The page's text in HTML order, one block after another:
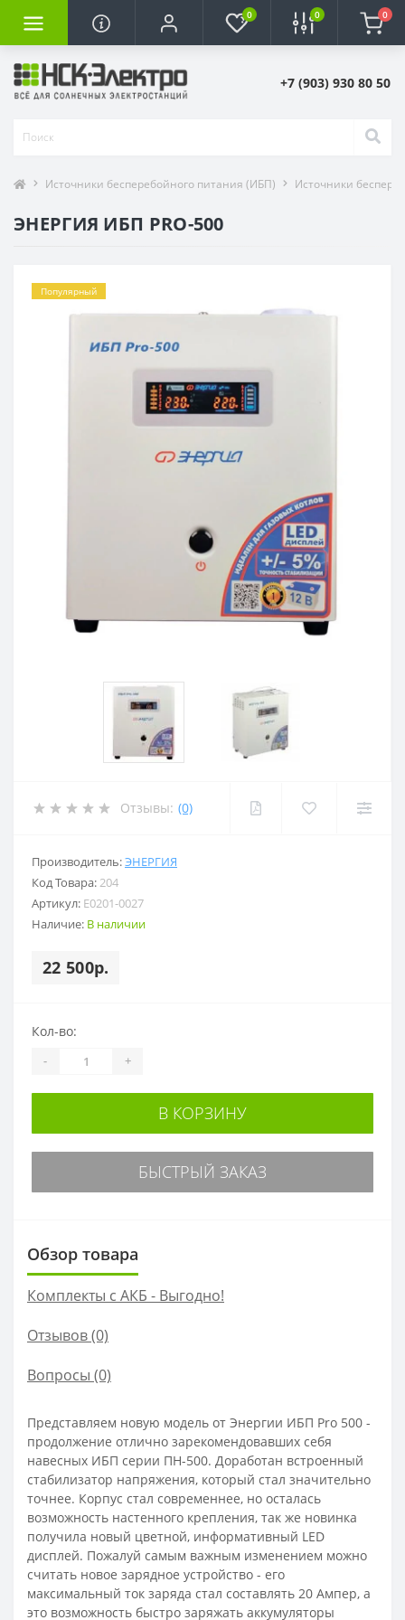
0 0 0
+7 (903) 930 80 50
Источники бесперебойного питания (ИБП) Источники
ЭНЕРГИЯ ИБП PRO-500
Популярный
Отзывы: (0)
Производитель:ЭНЕРГИЯ
Код Товара: 204
Артикул: Е0201-0027
Наличие: В наличии
22 500р.
Кол-во:
- +
В КОРЗИНУ
БЫСТРЫЙ ЗАКАЗ
Обзор товара
Комплекты с АКБ - Выгодно!
Отзывов (0)
Вопросы (0)
Представляем новую модель от Энергии ИБП Pro 500 -
продолжение отлично зарекомендовавших себя
навесных ИБП серии ПН-500. Доработан встроенный
стабилизатор напряжения, который стал значительно
точнее. Корпус стал современнее, но осталась
возможность настенного крепления, так же новинка
получила новый цветной, информативный LED
дисплей. Пожалуй самым важным изменением можно
считать новое зарядное устройство - его
максимальный ток заряда стал составлять 20 Ампер, а
это возможность быстро заряжать аккумуляторы